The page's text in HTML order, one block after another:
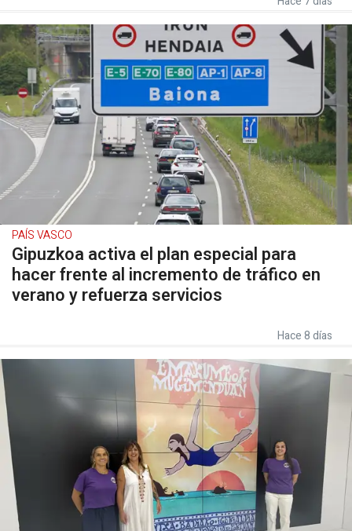
PAÍS VASCO
Gipuzkoa activa el plan especial para
hacer frente al incremento de tráfico en
verano y refuerza servicios
Hace 8 días